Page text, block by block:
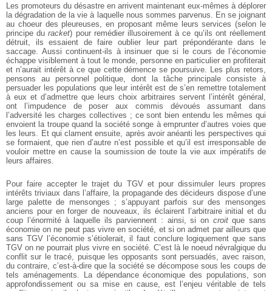
Les promoteurs du désastre en arrivent maintenant eux-mêmes à déplorer
la dégradation de la vie à laquelle nous sommes parvenus. En se joignant
au choeur des pleureuses, en proposant même leurs services (selon le
principe duracket) pour remédier illusoirement à ce qu’ils ont réellement
détruit, ils essaient de faire oublier leur part prépondérante dans le
saccage. Aussi continuent-ils à insinuer que si le cours de l’économie
échappe visiblement à tout le monde, personne en particulier en profiterait
et n’aurait intérêt à ce que cette démence se poursuive. Les plus retors,
pensons au personnel politique, dont la tâche principale consiste à
persuader les populations que leur intérêt est de s’en remettre totalement
à eux et d’admettre que leurs choix arbitraires servent l’intérêt général,
ont l’impudence de poser aux commis dévoués assumant dans
l’adversité les charges collectives ; ce sont bien entendu les mêmes qui
envoient la troupe quand la société songe à emprunter d’autres voies que
les leurs. Et qui clament ensuite, après avoir anéanti les perspectives qui
se formaient, que rien d’autre n’est possible et qu’il est irresponsable de
vouloir mettre en cause la soumission de toute la vie aux impératifs de
leurs affaires.
Pour faire accepter le trajet du TGV et pour dissimuler leurs propres
intérêts triviaux dans l’affaire, la propagande des décideurs dispose d’une
large palette de mensonges ; s’appuyant parfois sur des mensonges
anciens pour en forger de nouveaux, ils éclairent l’arbitraire initial et du
coup l’énormité à laquelle ils parviennent : ainsi, si on croitque sans
économie on ne peut pas vivre en société, et si on admet par ailleurs que
sans TGV l’économie s’étiolerait, il faut conclure logiquement que sans
TGV on ne pourrait plus vivre en société. C’est là le noeud névralgique du
conflit sur le tracé, puisque les opposants sont persuadés, avec raison,
du contraire, c’est-à-dire que la société se décompose sous les coups de
tels aménagements. La dépendance économique des populations, son
approfondissement ou sa mise en cause, est l’enjeu véritable de tels